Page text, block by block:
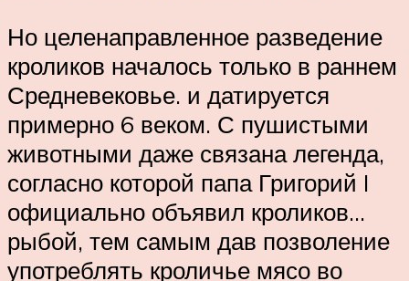
Но целенаправленное разведение
кроликов началось только в раннем
Средневековье. и датируется
примерно 6 веком. С пушистыми
животными даже связана легенда,
согласно которой папа Григорий I
официально объявил кроликов…
рыбой, тем самым дав позволение
употреблять кроличье мясо во